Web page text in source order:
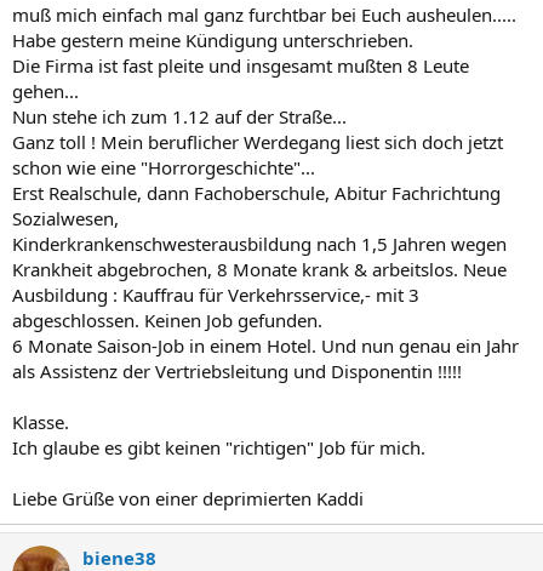
muß mich einfach mal ganz furchtbar bei Euch ausheulen.....
Habe gestern meine Kündigung unterschrieben.
Die Firma ist fast pleite und insgesamt mußten 8 Leute
gehen...
Nun stehe ich zum 1.12 auf der Straße...
Ganz toll ! Mein beruflicher Werdegang liest sich doch jetzt
schon wie eine "Horrorgeschichte"...
Erst Realschule, dann Fachoberschule, Abitur Fachrichtung
Sozialwesen,
Kinderkrankenschwesterausbildung nach 1,5 Jahren wegen
Krankheit abgebrochen, 8 Monate krank & arbeitslos. Neue
Ausbildung : Kauffrau für Verkehrsservice,- mit 3
abgeschlossen. Keinen Job gefunden.
6 Monate Saison-Job in einem Hotel. Und nun genau ein Jahr
als Assistenz der Vertriebsleitung und Disponentin !!!!!
Klasse.
Ich glaube es gibt keinen "richtigen" Job für mich.
Liebe Grüße von einer deprimierten Kaddi
biene38